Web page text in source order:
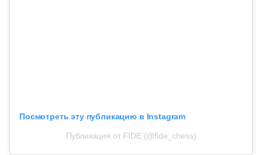
Посмотреть эту публикацию в Instagram
Публикация от FIDE (@fide_chess)